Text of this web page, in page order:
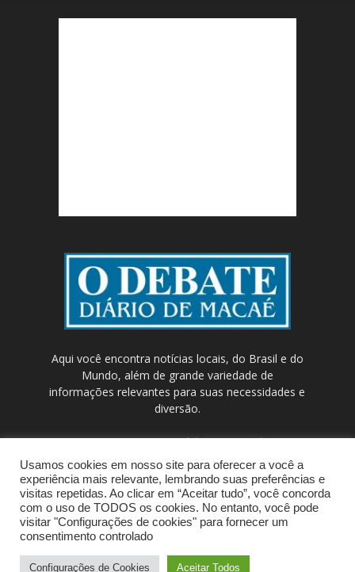
Aqui você encontra notícias locais, do Brasil e do
Mundo, além de grande variedade de
informações relevantes para suas necessidades e
diversão.
Contato:contato@odebateon.com.br /
comercia@odebateon.com.br
Usamos cookies em nosso site para oferecer a você a
experiência mais relevante, lembrando suas preferências e
visitas repetidas. Ao clicar em “Aceitar tudo”, você concorda
com o uso de TODOS os cookies. No entanto, você pode
visitar "Configurações de cookies" para fornecer um
consentimento controlado
Configurações de Cookies Aceitar Todos